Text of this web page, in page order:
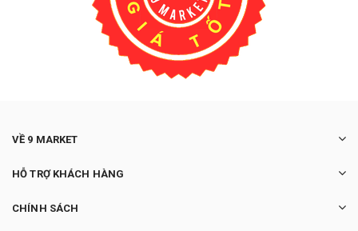
VỀ 9 MARKET
HỖ TRỢ KHÁCH HÀNG
CHÍNH SÁCH